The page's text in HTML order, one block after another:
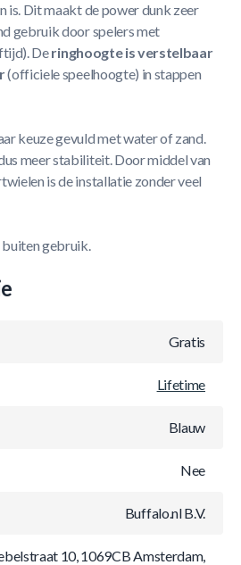
is. Dit maakt de power dunk zeer
gebruik door spelers met
Deringhoogte is verstelbaar
(officiele speelhoogte) in stappen
keuze gevuld met water of zand.
meer stabiliteit. Door middel van
is de installatie zonder veel
gebruik.
Gratis
Lifetime
Blauw
Nee
Buffalo.nl B.V.
10, 1069CB Amsterdam,